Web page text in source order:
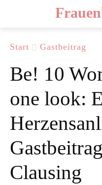
Start Gastbeitrag
Be! 10
one look:
Clausing